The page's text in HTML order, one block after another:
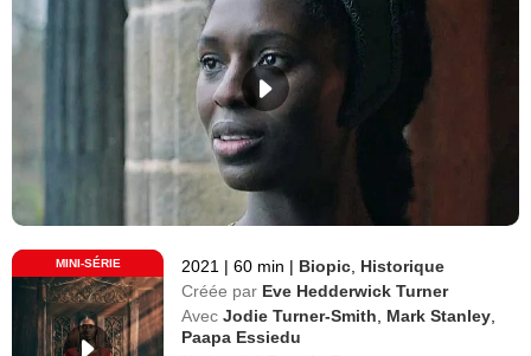
MINI-SÉRIE 2021 | 60 min | Biopic Historique
Créée par Eve Hedderwick Turner
Avec Jodie Turner-Smith Mark Stanley
Paapa Essiedu